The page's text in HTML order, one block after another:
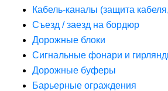
Кабель-каналы (защита
Съезд / заезд на бордюр
Дорожные блоки
Сигнальные фонари и
Дорожные буферы
Барьерные ограждения